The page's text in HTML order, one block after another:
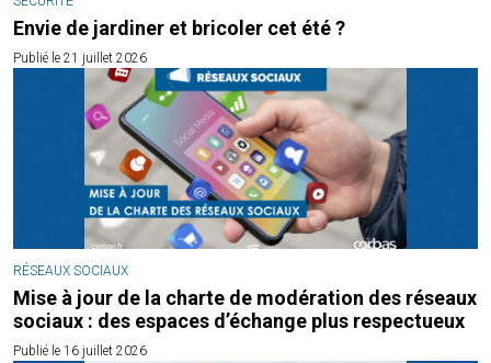
Envie de jardiner et bricoler cet été ?
Publié le 21 juillet 2026
RÉSEAUX SOCIAUX
Mise à jour de la charte de modération des réseaux
sociaux : des espaces d’échange plus respectueux
Publié le 16 juillet 2026